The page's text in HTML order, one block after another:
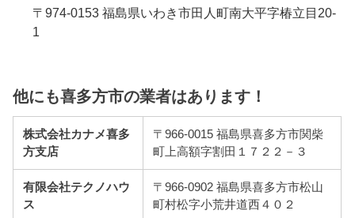
〒974-0153 福島県いわき市田人町南大平字椿立目20-
1
他にも喜多方市の業者はあります！
株式会社カナメ喜多
方支店
〒966-0015 福島県喜多方市関柴
町上高額字割田１７２２－３
有限会社テクノハウ
ス
〒966-0902 福島県喜多方市松山
町村松字小荒井道西４０２